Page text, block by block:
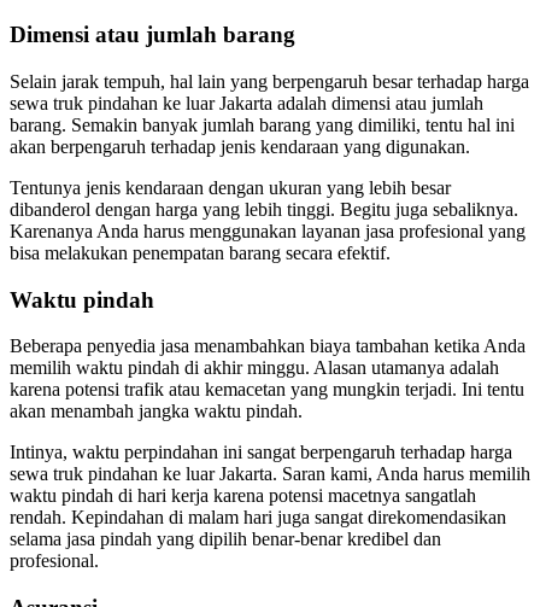
Dimensi atau jumlah barang
Selain jarak tempuh, hal lain yang berpengaruh besar terhadap harga
sewa truk pindahan ke luar Jakarta adalah dimensi atau jumlah
barang. Semakin banyak jumlah barang yang dimiliki, tentu hal ini
akan berpengaruh terhadap jenis kendaraan yang digunakan.
Tentunya jenis kendaraan dengan ukuran yang lebih besar
dibanderol dengan harga yang lebih tinggi. Begitu juga sebaliknya.
Karenanya Anda harus menggunakan layanan jasa profesional yang
bisa melakukan penempatan barang secara efektif.
Waktu pindah
Beberapa penyedia jasa menambahkan biaya tambahan ketika Anda
memilih waktu pindah di akhir minggu. Alasan utamanya adalah
karena potensi trafik atau kemacetan yang mungkin terjadi. Ini tentu
akan menambah jangka waktu pindah.
Intinya, waktu perpindahan ini sangat berpengaruh terhadap harga
sewa truk pindahan ke luar Jakarta. Saran kami, Anda harus memilih
waktu pindah di hari kerja karena potensi macetnya sangatlah
rendah. Kepindahan di malam hari juga sangat direkomendasikan
selama jasa pindah yang dipilih benar-benar kredibel dan
profesional.